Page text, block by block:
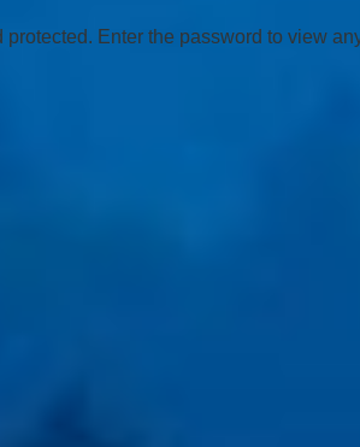
Enter the password to view